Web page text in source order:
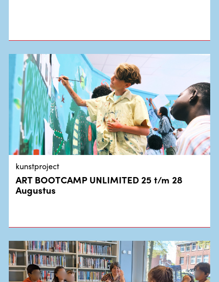
kunstproject
ART BOOTCAMP UNLIMITED 25 t/m 28
Augustus